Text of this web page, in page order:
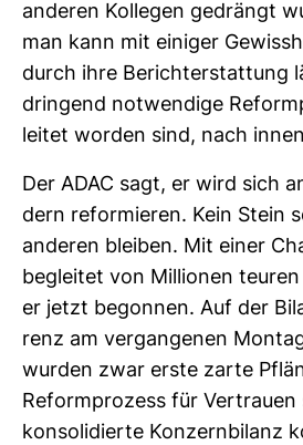
anderen Kol­legen gedrängt
man kann mit einiger
durch ihre Bericht­erstat­tung
drin­gend not­wen­dige
leitet worden sind, nach
Der ADAC sagt, er wird sich
dern refor­mieren. Kein Stein
anderen bleiben. Mit einer
begleitet von Mil­lionen
er jetzt begonnen. Auf der
renz am ver­gan­genen
wurden zwar erste zarte
Reform­pro­zess für Ver­trauen
kon­so­li­dierte Kon­zern­bi­lanz